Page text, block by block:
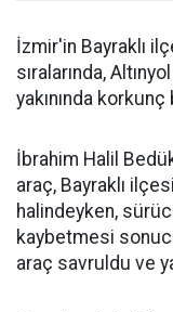
İzmir'in Bayraklı
sıralarında,
yakınında
İbrahim Halil
araç, Bayraklı
halindeyken,
kaybetmesi
araç savruldu ve